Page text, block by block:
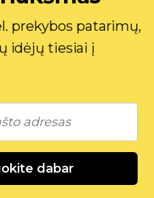
prekybos patarimų,
idėjų tiesiai į
dabar